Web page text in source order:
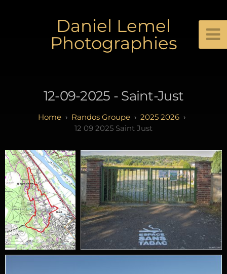
Daniel Lemel
Photographies
12-09-2025 - Saint-Just
Randos Groupe
2025 2026
12 09 2025 Saint Just